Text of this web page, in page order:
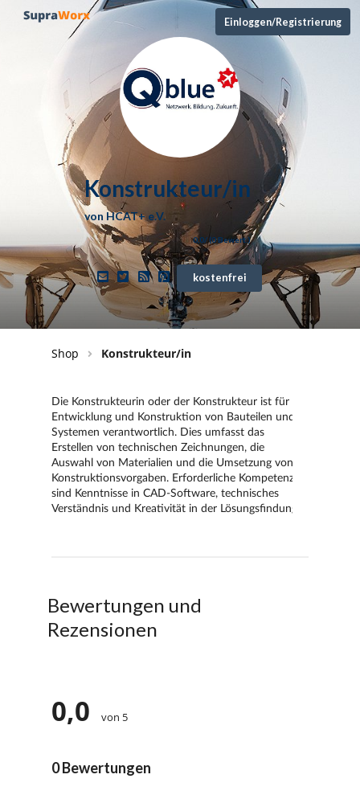
Einloggen/Registrierung
Konstrukteur/in
von HCAT+ e.V.
0,0/ (0 Bewert.)
kostenfrei
Shop Konstrukteur/in
Bewertungen und
Rezensionen
0,0 von 5
0 Bewertungen